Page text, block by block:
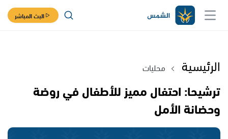
البث المباشر
الرئيسية محليات
ترشيحا: احتفال مميز للأطفال في روضة
وحضانة الأمل